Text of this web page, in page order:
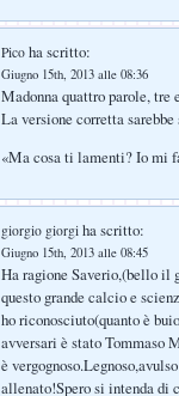
Pico ha scritto:
Giugno 15th, 2013 alle 08:36
Madonna quattro parole, tre
La versione corretta sarebbe
«Ma cosa ti lamenti? Io mi
giorgio giorgi ha scritto:
Giugno 15th, 2013 alle 08:45
Ha ragione Saverio,(bello il
questo grande calcio e
ho riconosciuto(quanto è
avversari è stato Tommaso
è
allenato!Spero si intenda